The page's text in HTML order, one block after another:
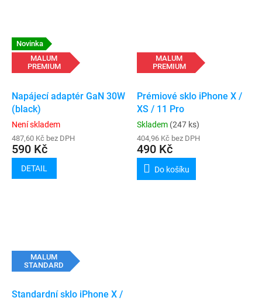
Novinka
MALUM
PREMIUM
Napájecí adaptér GaN 30W
(black)
Není skladem
487,60 Kč bez DPH
590 Kč
DETAIL
MALUM
PREMIUM
Prémiové sklo iPhone X /
XS / 11 Pro
Skladem (247 ks)
404,96 Kč bez DPH
490 Kč
Do košíku
MALUM
STANDARD
Standardní sklo iPhone X /